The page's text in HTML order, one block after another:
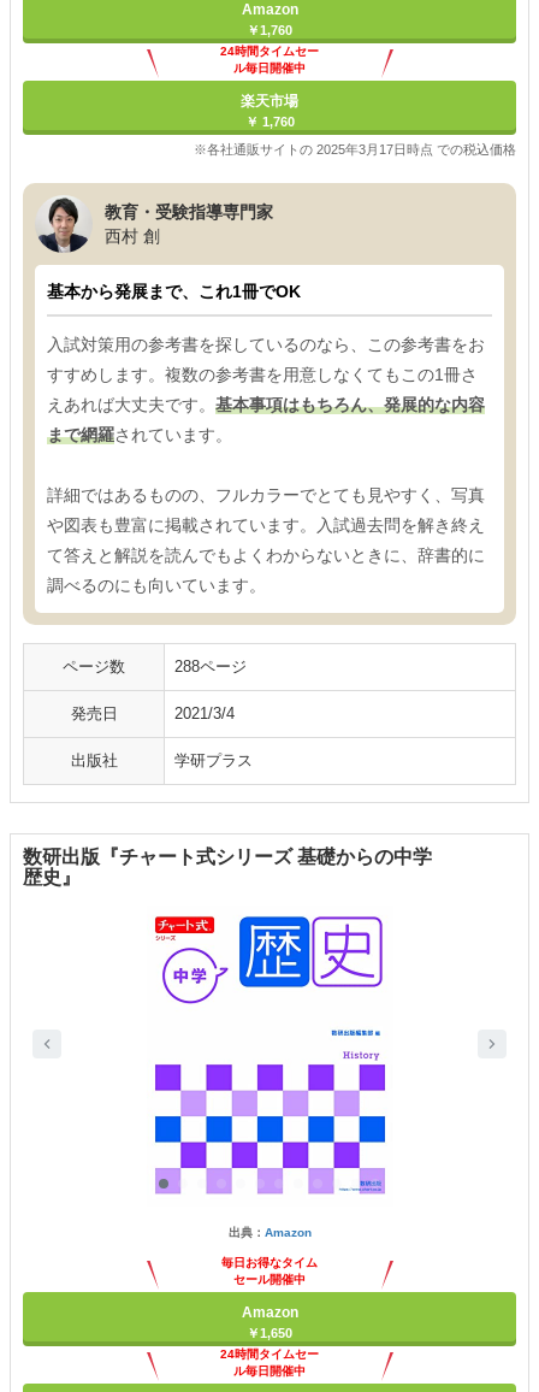
Amazon
￥1,760
24時間タイムセー
ル毎日開催中
楽天市場
￥ 1,760
※各社通販サイトの 2025年3月17日時点 での税込価格
教育・受験指導専門家
西村 創
基本から発展まで、これ1冊でOK
入試対策用の参考書を探しているのなら、この参考書をお
すすめします。複数の参考書を用意しなくてもこの1冊さ
えあれば大丈夫です。 基本事項はもちろん、発展的な内容
まで網羅されています。
詳細ではあるものの、フルカラーでとても見やすく、写真
や図表も豊富に掲載されています。入試過去問を解き終え
て答えと解説を読んでもよくわからないときに、辞書的に
調べるのにも向いています。
ページ数 288ページ
発売日 2021/3/4
出版社 学研プラス
数研出版『チャート式シリーズ 基礎からの中学
歴史』
出典： Amazon
毎日お得なタイム
セール開催中
Amazon
￥1,650
24時間タイムセー
ル毎日開催中